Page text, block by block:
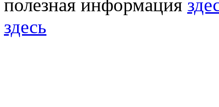
полезная информация
здесь